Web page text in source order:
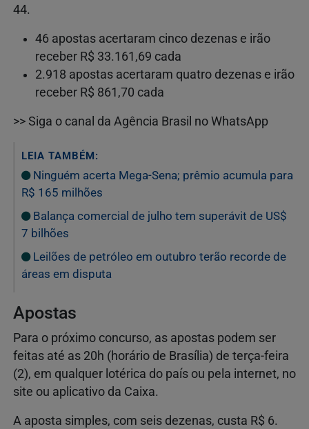
44.
46 apostas acertaram cinco dezenas e irão
receber R$ 33.161,69 cada
2.918 apostas acertaram quatro dezenas e irão
receber R$ 861,70 cada
>> Siga o canal da Agência Brasil no WhatsApp
LEIA TAMBÉM:
Ninguém acerta Mega-Sena; prêmio acumula para
R$ 165 milhões
Balança comercial de julho tem superávit de US$
7 bilhões
Leilões de petróleo em outubro terão recorde de
áreas em disputa
Apostas
Para o próximo concurso, as apostas podem ser
feitas até as 20h (horário de Brasília) de terça-feira
(2), em qualquer lotérica do país ou pela internet, no
site ou aplicativo da Caixa.
A aposta simples, com seis dezenas, custa R$ 6.